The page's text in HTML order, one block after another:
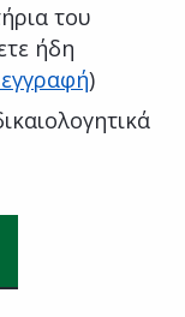
του
ήδη
)